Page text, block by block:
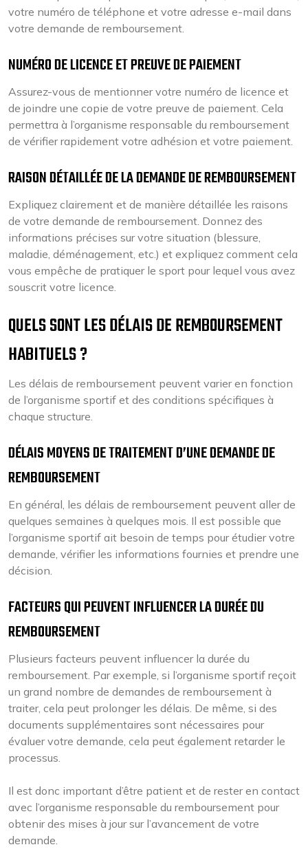
votre numéro de téléphone et votre adresse e-mail dans
votre demande de remboursement.
NUMÉRO DE LICENCE ET PREUVE DE PAIEMENT
Assurez-vous de mentionner votre numéro de licence et
de joindre une copie de votre preuve de paiement. Cela
permettra à l’organisme responsable du remboursement
de vérifier rapidement votre adhésion et votre paiement.
RAISON DÉTAILLÉE DE LA DEMANDE DE REMBOURSEMENT
Expliquez clairement et de manière détaillée les raisons
de votre demande de remboursement. Donnez des
informations précises sur votre situation (blessure,
maladie, déménagement, etc.) et expliquez comment cela
vous empêche de pratiquer le sport pour lequel vous avez
souscrit votre licence.
QUELS SONT LES DÉLAIS DE REMBOURSEMENT
HABITUELS ?
Les délais de remboursement peuvent varier en fonction
de l’organisme sportif et des conditions spécifiques à
chaque structure.
DÉLAIS MOYENS DE TRAITEMENT D’UNE DEMANDE DE
REMBOURSEMENT
En général, les délais de remboursement peuvent aller de
quelques semaines à quelques mois. Il est possible que
l’organisme sportif ait besoin de temps pour étudier votre
demande, vérifier les informations fournies et prendre une
décision.
FACTEURS QUI PEUVENT INFLUENCER LA DURÉE DU
REMBOURSEMENT
Plusieurs facteurs peuvent influencer la durée du
remboursement. Par exemple, si l’organisme sportif reçoit
un grand nombre de demandes de remboursement à
traiter, cela peut prolonger les délais. De même, si des
documents supplémentaires sont nécessaires pour
évaluer votre demande, cela peut également retarder le
processus.
Il est donc important d’être patient et de rester en contact
avec l’organisme responsable du remboursement pour
obtenir des mises à jour sur l’avancement de votre
demande.